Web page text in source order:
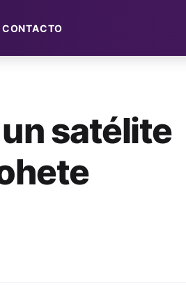
CONTACTO
satélite